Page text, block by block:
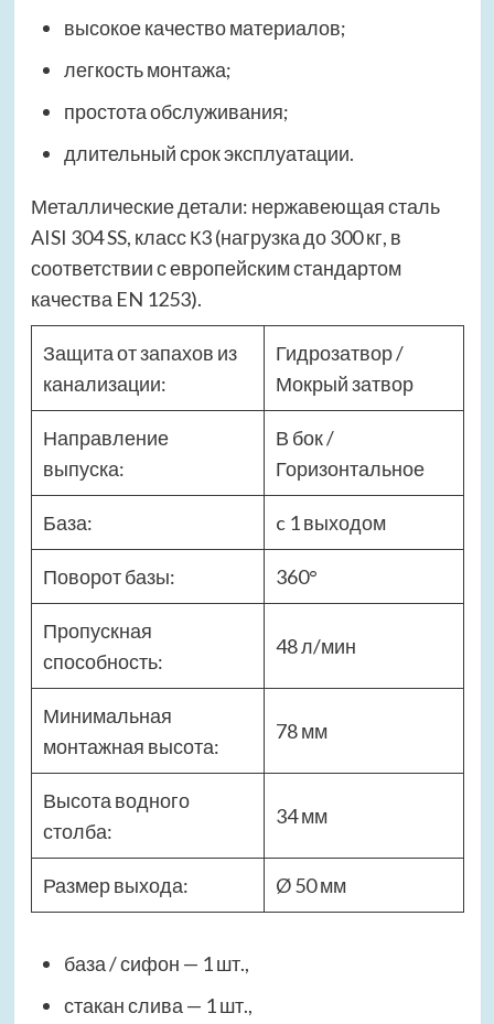
высокое качество материалов;
легкость монтажа;
простота обслуживания;
длительный срок эксплуатации.
Металлические детали: нержавеющая сталь
AISI 304 SS, класс К3 (нагрузка до 300 кг, в
соответствии с европейским стандартом
качества EN 1253).
Защита от запахов из
канализации:
Гидрозатвор /
Мокрый затвор
Направление
выпуска:
В бок /
Горизонтальное
База: c 1 выходом
Поворот базы: 360°
Пропускная
способность:
48 л/мин
Минимальная
монтажная высота:
78 мм
Высота водного
столба:
34 мм
Размер выхода: Ø 50 мм
база / сифон — 1 шт.,
стакан слива — 1 шт.,